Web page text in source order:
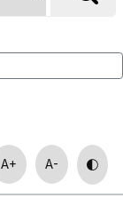
A+ A-